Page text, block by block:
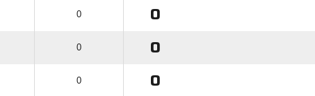
0 0
0 0
0 0